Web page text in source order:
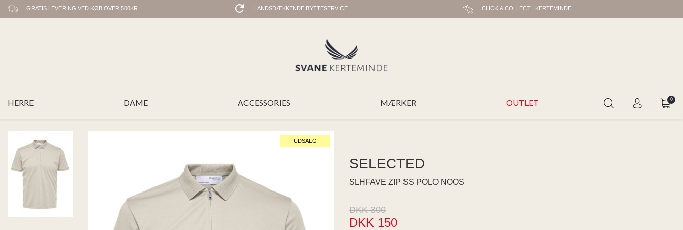
GRATIS LEVERING VED KØB OVER 500KR LANDSDÆKKENDE BYTTESERVICE CLICK & COLLECT I KERTEMINDE
HERRE DAME ACCESSORIES MÆRKER OUTLET 0
UDSALG
SELECTED
SLHFAVE ZIP SS POLO NOOS
DKK 300
DKK 150